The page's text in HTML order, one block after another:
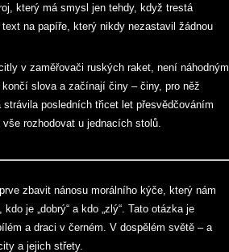
který má smysl jen tehdy, když trestá
na papíře, který nikdy nezastavil žádnou
v zaměřovači ruských raket, není náhodným
slova a začínají činy – činy, pro něž
posledních třicet let přesvědčováním
rozhodovat u jednacích stolů.
zbavit nánosu morálního kýče, který nám
je „dobrý“ a kdo „zlý“. Tato otázka je
a draci v černém. V dospělém světě – a
a jejich střety.